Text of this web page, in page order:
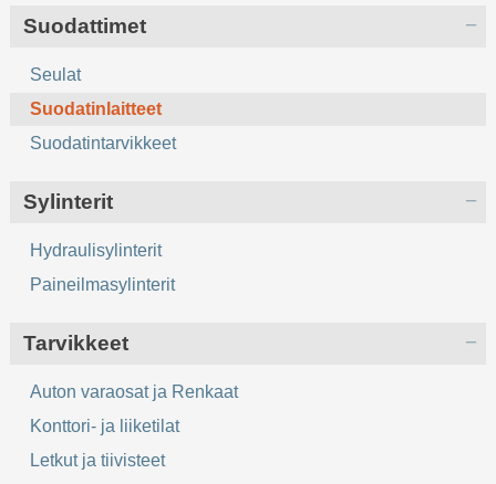
Suodattimet
Seulat
Suodatinlaitteet
Suodatintarvikkeet
Sylinterit
Hydraulisylinterit
Paineilmasylinterit
Tarvikkeet
Auton varaosat ja Renkaat
Konttori- ja liiketilat
Letkut ja tiivisteet